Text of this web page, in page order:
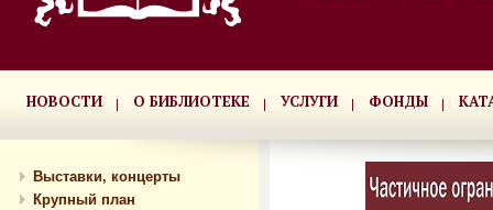
НОВОСТИ О БИБЛИОТЕКЕ УСЛУГИ ФОНДЫ
Выставки, концерты
Крупный план